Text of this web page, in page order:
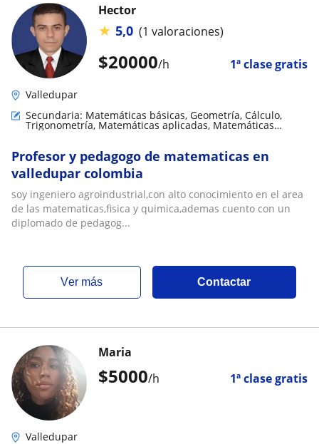
$20000/h 1ª clase gratis
Hector
★ 5,0 (1 valoraciones)
Valledupar
Secundaria: Matemáticas básicas, Geometría, Cálculo,
Trigonometría, Matemáticas aplicadas, Matemáticas
discretas
Profesor y pedagogo de matematicas en
valledupar colombia
soy ingeniero agroindustrial,con alto conocimiento en el area
de las matematicas,fisica y quimica,ademas cuento con un
diplomado de pedagog...
ver más Contactar
$5000/h 1ª clase gratis
Maria
Valledupar